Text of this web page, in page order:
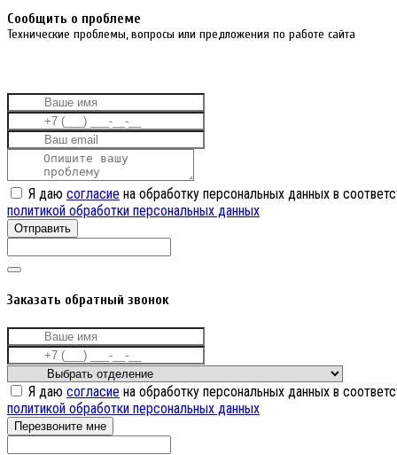
Cообщить о проблеме
Технические проблемы, вопросы или предложения по работе сайта
Я даю согласие на обработку персональных данных в
политикой обработки персональных данных
Отправить
Заказать обратный звонок
Я даю согласие на обработку персональных данных в
политикой обработки персональных данных
Перезвоните мне